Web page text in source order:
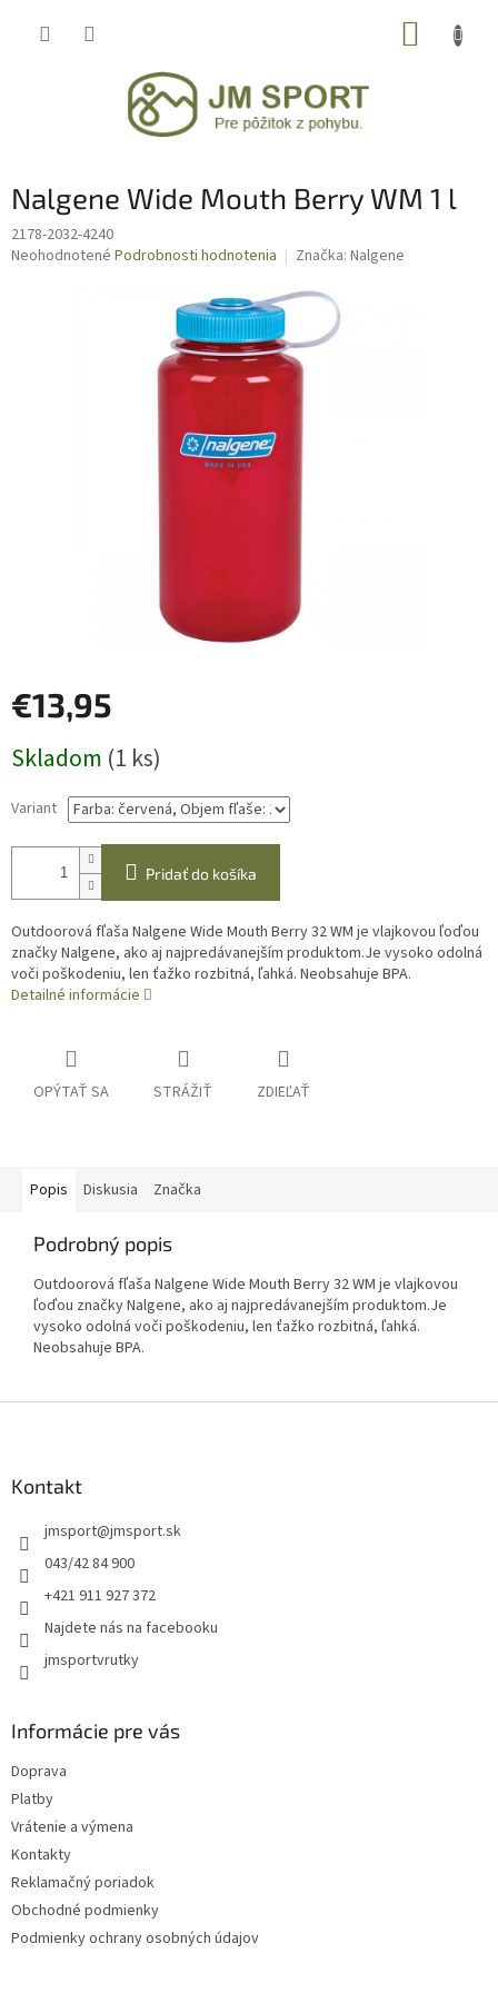
Nalgene Wide Mouth Berry WM 1 l
2178-2032-4240
Priemerné
Neohodnotené Podrobnosti hodnotenia Značka: Nalgene
€13,95
cena:
Skladom (1 ks)
Variant
Pridať do košíka
Outdoorová fľaša Nalgene Wide Mouth Berry 32 WM je vlajkovou ľoďou
značky Nalgene, ako aj najpredávanejším produktom.Je vysoko odolná
voči poškodeniu, len ťažko rozbitná, ľahká. Neobsahuje BPA.
Detailné informácie
OPÝTAŤ SA STRÁŽIŤ ZDIEĽAŤ
Popis Diskusia Značka
Podrobný popis
Outdoorová fľaša Nalgene Wide Mouth Berry 32 WM je vlajkovou
ľoďou značky Nalgene, ako aj najpredávanejším produktom.Je
vysoko odolná voči poškodeniu, len ťažko rozbitná, ľahká.
Neobsahuje BPA.
Kontakt
jmsport@jmsport.sk
043/42 84 900
+421 911 927 372
Najdete nás na facebooku
jmsportvrutky
Informácie pre vás
Doprava
Platby
Vrátenie a výmena
Kontakty
Reklamačný poriadok
Obchodné podmienky
Podmienky ochrany osobných údajov